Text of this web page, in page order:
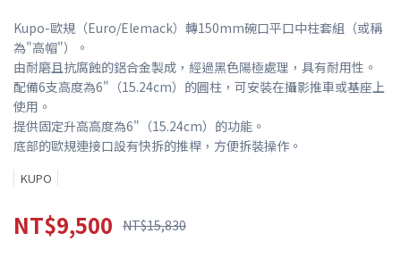
Kupo-歐規（Euro/Elemack）轉150mm碗口平口中柱套組（或稱
為"高帽"）。
由耐磨且抗腐蝕的鋁合金製成，經過黑色陽極處理，具有耐用性。
配備6支高度為6"（15.24cm）的圓柱，可安裝在攝影推車或基座上
使用。
提供固定升高高度為6"（15.24cm）的功能。
底部的歐規連接口設有快拆的推桿，方便拆裝操作。
KUPO
NT$9,500 NT$15,830